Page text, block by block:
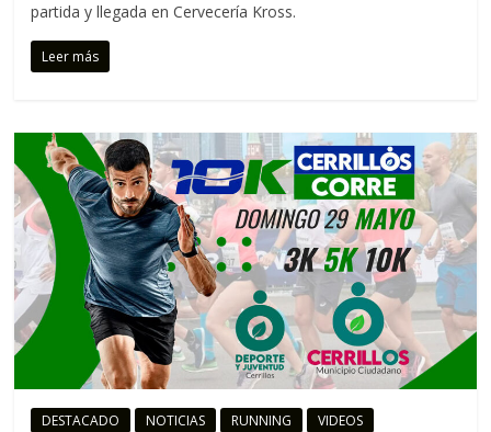
partida y llegada en Cervecería Kross.
Leer más
DESTACADO NOTICIAS RUNNING VIDEOS